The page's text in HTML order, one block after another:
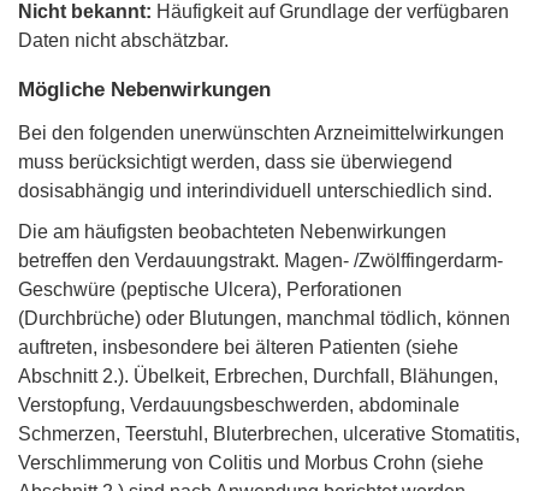
Nicht bekannt: Häufigkeit auf Grundlage der verfügbaren
Daten nicht abschätzbar.
Mögliche Nebenwirkungen
Bei den folgenden unerwünschten Arzneimittelwirkungen
muss berücksichtigt werden, dass sie überwiegend
dosisabhängig und interindividuell unterschiedlich sind.
Die am häufigsten beobachteten Nebenwirkungen
betreffen den Verdauungstrakt. Magen- /Zwölffingerdarm-
Geschwüre (peptische Ulcera), Perforationen
(Durchbrüche) oder Blutungen, manchmal tödlich, können
auftreten, insbesondere bei älteren Patienten (siehe
Abschnitt 2.). Übelkeit, Erbrechen, Durchfall, Blähungen,
Verstopfung, Verdauungsbeschwerden, abdominale
Schmerzen, Teerstuhl, Bluterbrechen, ulcerative Stomatitis,
Verschlimmerung von Colitis und Morbus Crohn (siehe